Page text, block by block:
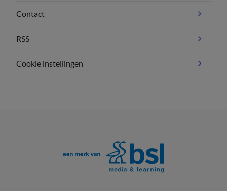
Contact
RSS
Cookie instellingen